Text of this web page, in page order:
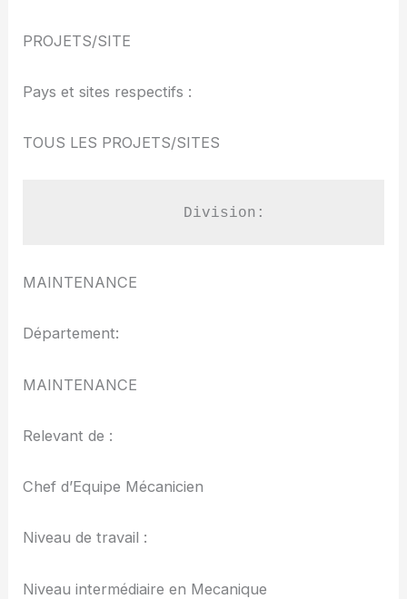
PROJETS/SITE
Pays et sites respectifs :
TOUS LES PROJETS/SITES
               Division:
MAINTENANCE
Département:
MAINTENANCE
Relevant de :
Chef d’Equipe Mécanicien
Niveau de travail :
Niveau intermédiaire en Mecanique